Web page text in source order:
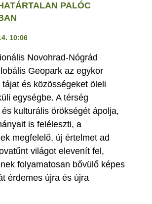
PALÓC
10:06
Novohrad-Nógrád
Geopark az egykor
és közösségeket öleli
egységbe. A térség
kulturális örökségét ápolja,
is feléleszti, a
megfelelő, új értelmet ad
világot elevenít fel,
folyamatosan bővülő képes
érdemes újra és újra